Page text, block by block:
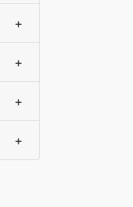
+
+
+
+